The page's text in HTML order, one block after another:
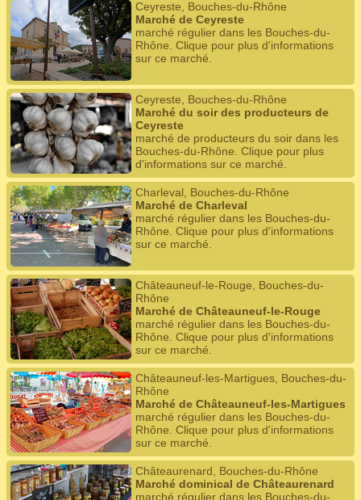
Ceyreste, Bouches-du-Rhône
Marché de Ceyreste
marché régulier dans les Bouches-du-
Rhône. Clique pour plus d'informations
sur ce marché.
Ceyreste, Bouches-du-Rhône
Marché du soir des producteurs de
Ceyreste
marché de producteurs du soir dans les
Bouches-du-Rhône. Clique pour plus
d'informations sur ce marché.
Charleval, Bouches-du-Rhône
Marché de Charleval
marché régulier dans les Bouches-du-
Rhône. Clique pour plus d'informations
sur ce marché.
Châteauneuf-le-Rouge, Bouches-du-
Rhône
Marché de Châteauneuf-le-Rouge
marché régulier dans les Bouches-du-
Rhône. Clique pour plus d'informations
sur ce marché.
Châteauneuf-les-Martigues, Bouches-du-
Rhône
Marché de Châteauneuf-les-Martigues
marché régulier dans les Bouches-du-
Rhône. Clique pour plus d'informations
sur ce marché.
Châteaurenard, Bouches-du-Rhône
Marché dominical de Châteaurenard
marché régulier dans les Bouches-du-